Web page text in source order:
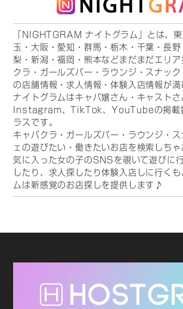
「NIGHTGRAM ナイトグラム」とは、
玉・大阪・愛知・群馬・栃木・千葉・長
梨・新潟・福岡・熊本などまだまだエリア
クラ・ガールズバー・ラウンジ・スナッ
の店舗情報・求人情報・体験入店情報が満
ナイトグラムはキャバ嬢さん・キャストさ
Instagram、TikTok、YouTubeの掲載
ラスです。
キャバクラ・ガールズバー・ラウンジ・ス
ェの遊びたい・働きたいお店を検索しちゃ
気に入った女の子のSNSを覗いて遊びに
したり、求人探したり体験入店しに行く
ムは新感覚のお店探しを提供します♪